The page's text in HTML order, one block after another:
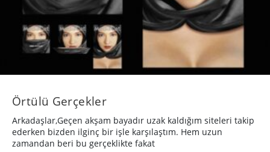
Örtülü Gerçekler
Arkadaşlar,Geçen akşam bayadır uzak kaldığım siteleri takip
ederken bizden ilginç bir işle karşılaştım. Hem uzun
zamandan beri bu gerçeklikte fakat